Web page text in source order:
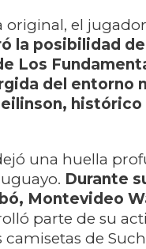
el
la posibilidad
Los
del entorno
una huella
Durante
Montevideo
parte de su
de